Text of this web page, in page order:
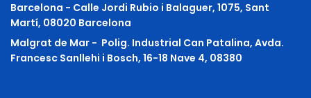
Barcelona - Calle Jordi Rubio i Balaguer, 1075, Sant
Martí, 08020 Barcelona
Malgrat de Mar - Polig. Industrial Can Patalina, Avda.
Francesc Sanllehi i Bosch, 16-18 Nave 4, 08380